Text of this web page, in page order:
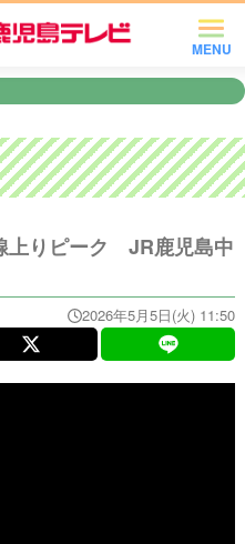
MENU
りピーク JR鹿児島中
2026年5月5日(火) 11:50